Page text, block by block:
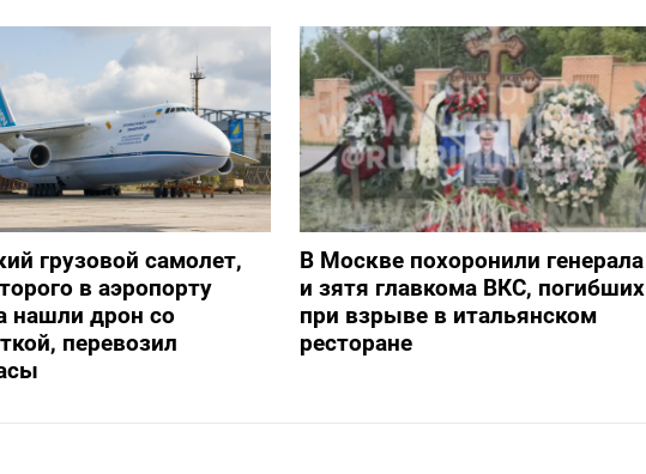
грузовой самолет,
в аэропорту
нашли дрон со
перевозил
В Москве похоронили генерала
и зятя главкома ВКС, погибших
при взрыве в итальянском
ресторане